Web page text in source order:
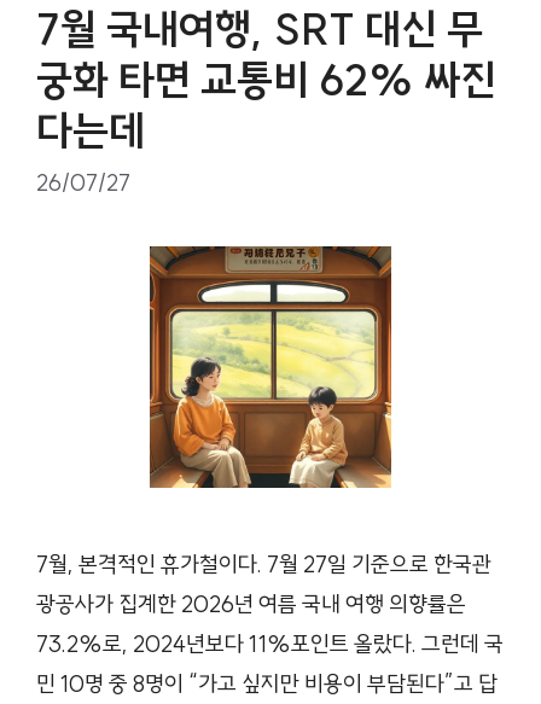
7월 국내여행, SRT 대신 무
궁화 타면 교통비 62% 싸진
다는데
26/07/27
7월, 본격적인 휴가철이다. 7월 27일 기준으로 한국관
광공사가 집계한 2026년 여름 국내 여행 의향률은
73.2%로, 2024년보다 11%포인트 올랐다. 그런데 국
민 10명 중 8명이 “가고 싶지만 비용이 부담된다”고 답